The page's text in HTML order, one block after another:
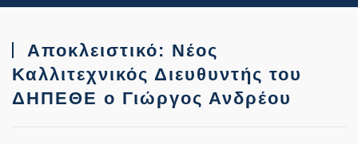
Αποκλειστικό: Νέος
Καλλιτεχνικός Διευθυντής του
ΔΗΠΕΘΕ ο Γιώργος Ανδρέου